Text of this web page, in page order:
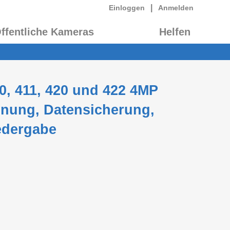
Einloggen Anmelden
Kameras Helfen
411, 420 und 422 4MP
Datensicherung,